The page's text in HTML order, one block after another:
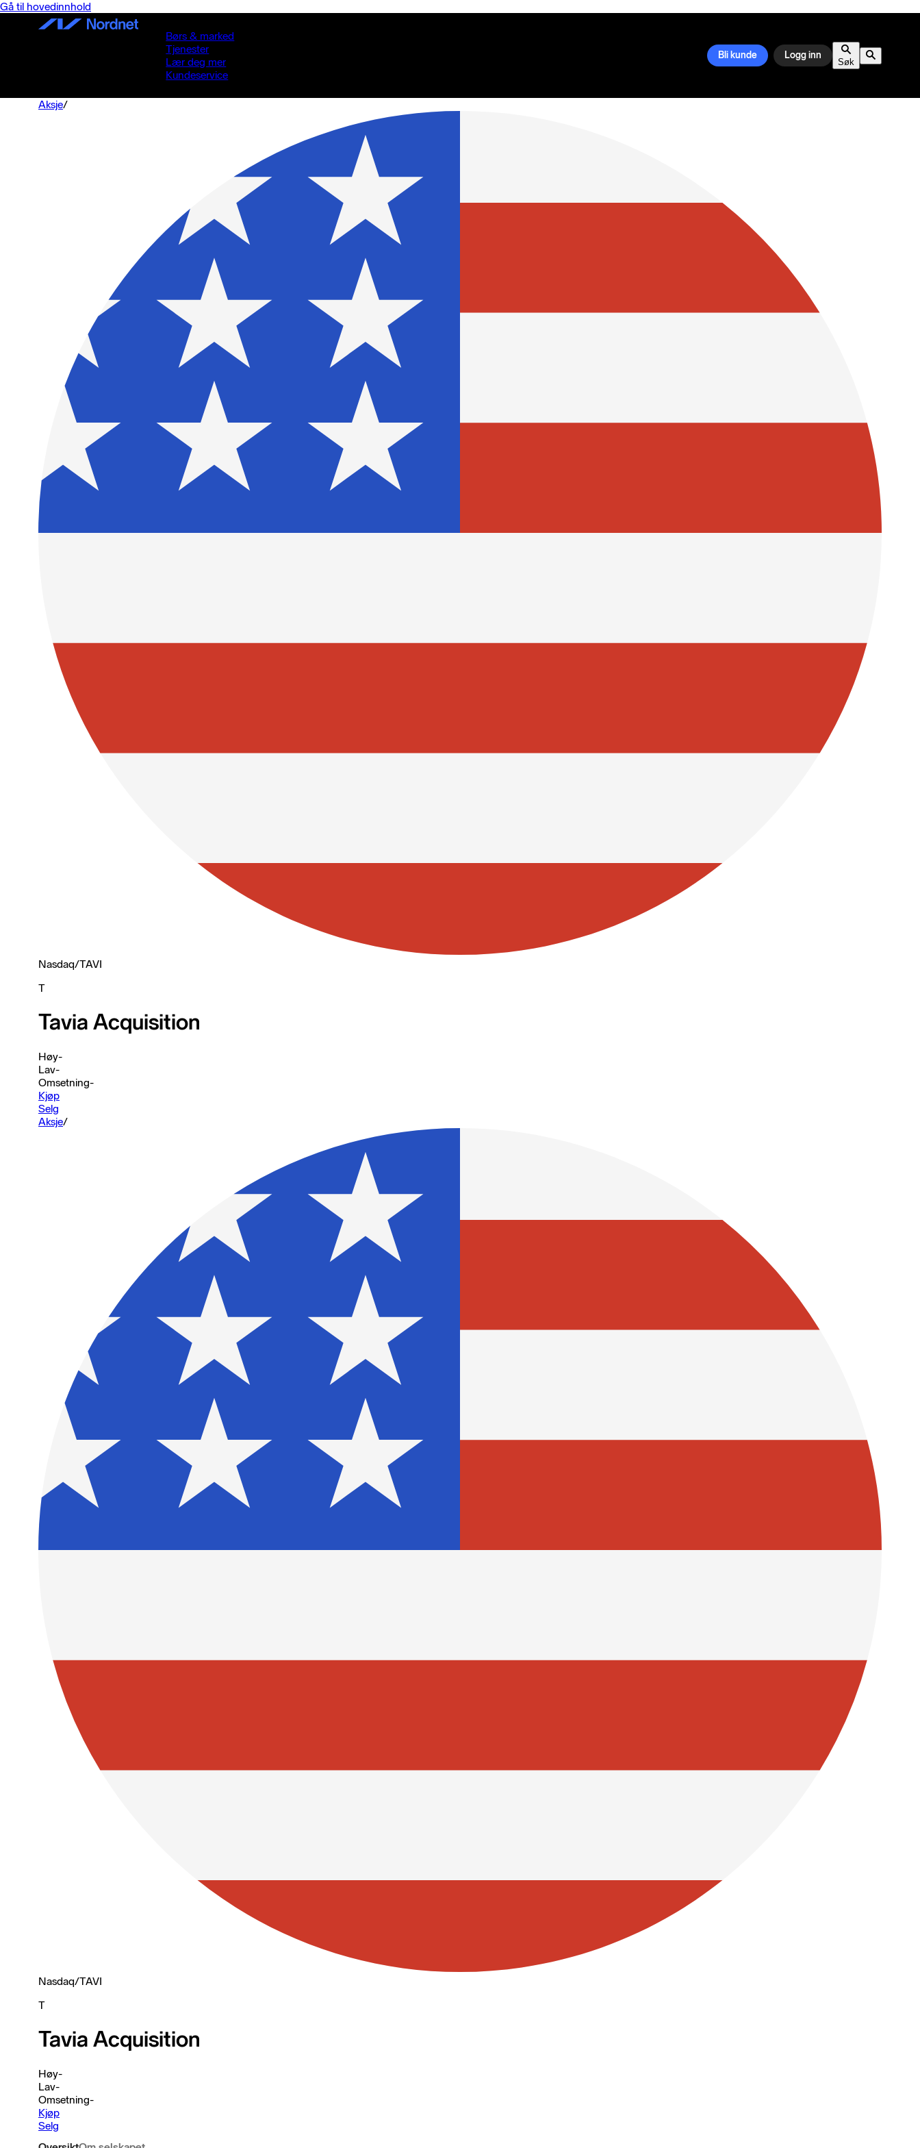
Gå til hovedinnhold
Børs & marked
Tjenester
Lær deg mer
Kundeservice
Bli kunde Logg inn
Søk
Aksje/
Nasdaq/TAVI
T
Tavia Acquisition
Høy-
Lav-
Omsetning-
Kjøp
Selg
Aksje/
Nasdaq/TAVI
T
Tavia Acquisition
Høy-
Lav-
Omsetning-
Kjøp
Selg